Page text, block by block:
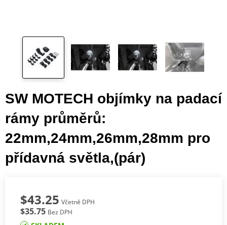
SW MOTECH objímky na padací
rámy průměrů:
22mm,24mm,26mm,28mm pro
přídavná světla,(pár)
$43.25 Včetně DPH
$35.75 Bez DPH